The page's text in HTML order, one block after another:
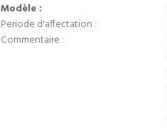
Modèle :
Periode d'affectation :
Commentaire :